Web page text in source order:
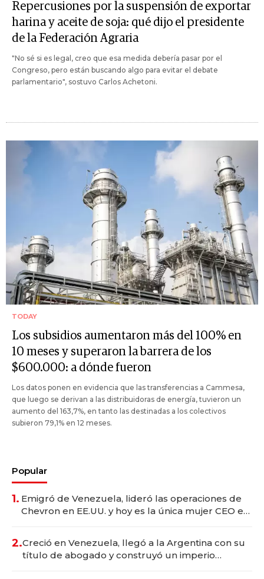
Repercusiones por la suspensión de exportar
harina y aceite de soja: qué dijo el presidente
de la Federación Agraria
"No sé si es legal, creo que esa medida debería pasar por el
Congreso, pero están buscando algo para evitar el debate
parlamentario", sostuvo Carlos Achetoni.
TODAY
Los subsidios aumentaron más del 100% en
10 meses y superaron la barrera de los
$600.000: a dónde fueron
Los datos ponen en evidencia que las transferencias a Cammesa,
que luego se derivan a las distribuidoras de energía, tuvieron un
aumento del 163,7%, en tanto las destinadas a los colectivos
subieron 79,1% en 12 meses.
Popular
1. Emigró de Venezuela, lideró las operaciones de
Chevron en EE.UU. y hoy es la única mujer CEO en
2.Creció en Venezuela, llegó a la Argentina con su
título de abogado y construyó un imperio